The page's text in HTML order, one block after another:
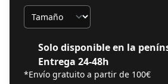
Tamaño
Solo disponible en la
Entrega 24-48h
*Envío gratuito a partir de 100€